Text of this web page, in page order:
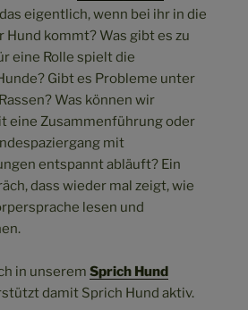
eigentlich, wenn bei ihr in die
Hund kommt? Was gibt es zu
eine Rolle spielt die
Gibt es Probleme unter
Was können wir
eine Zusammenführung oder
mit
entspannt abläuft? Ein
dass wieder mal zeigt, wie
lesen und
in unserem Sprich Hund
damit Sprich Hund aktiv.